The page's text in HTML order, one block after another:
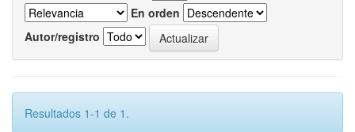
En orden
Autor/registro
Resultados 1-1 de 1.